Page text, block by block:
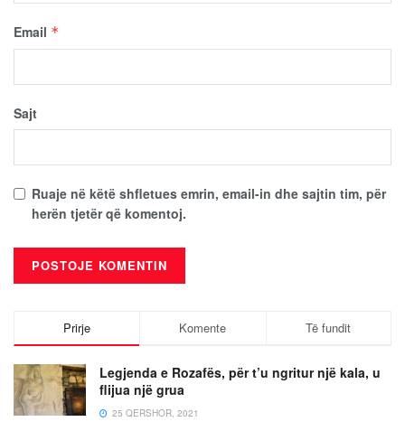
Email *
Sajt
Ruaje në këtë shfletues emrin, email-in dhe sajtin tim, për
herën tjetër që komentoj.
Prirje Komente Të fundit
Legjenda e Rozafës, për t’u ngritur një kala, u
flijua një grua
25 QERSHOR, 2021